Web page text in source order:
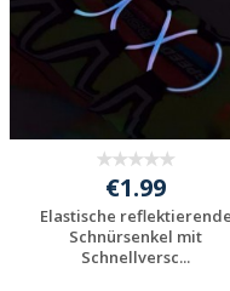
€1.99
Elastische reflektierende
Schnürsenkel mit
Schnellversc...